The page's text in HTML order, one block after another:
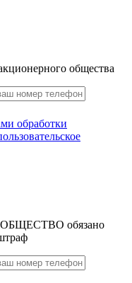
общества
обработки
обязано